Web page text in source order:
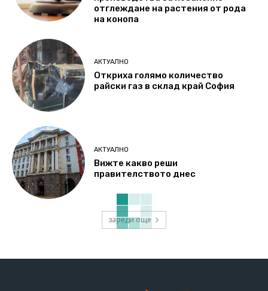
отглеждане на растения от рода
на конопа
АКТУАЛНО
Откриха голямо количество
райски газ в склад край София
АКТУАЛНО
Вижте какво реши
правителството днес
зареди още